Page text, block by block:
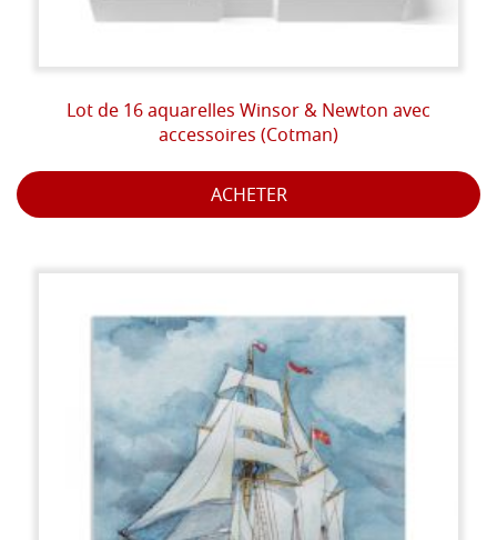
Lot de 16 aquarelles Winsor & Newton avec
accessoires (Cotman)
ACHETER